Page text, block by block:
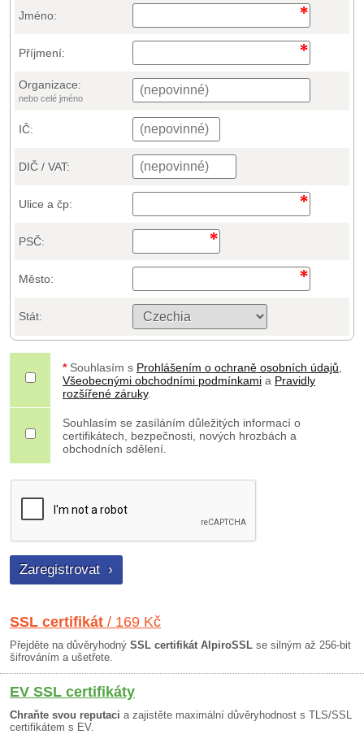
Jméno:
Příjmení:
Organizace:
nebo celé jméno
IČ:
DIČ / VAT:
Ulice a čp:
PSČ:
Město:
Stát:
* Souhlasím s Prohlášením o ochraně osobních údajů
Všeobecnými obchodními podmínkami a Pravidly
rozšířené záruky.
Souhlasím se zasíláním důležitých informací o
certifikátech, bezpečnosti, nových hrozbách a
obchodních sdělení.
SSL certifikát / 169 Kč
Přejděte na důvěryhodný SSL certifikát AlpiroSSL se silným až 256-bit
šifrováním a ušetřete.
EV SSL certifikáty
Chraňte svou reputaci a zajistěte maximální důvěryhodnost s TLS/SSL
certifikátem s EV.